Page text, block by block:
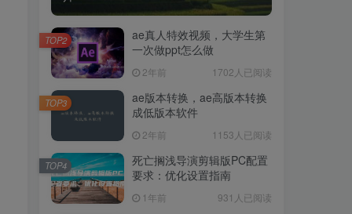
ae真人特效视频，大学生第
一次做ppt怎么做
2年前 1702人已阅读
TOP2
ae版本转换，ae高版本转换
成低版本软件
2年前 1153人已阅读
TOP3
死亡搁浅导演剪辑版PC配置
要求：优化设置指南
1年前 931人已阅读
TOP4